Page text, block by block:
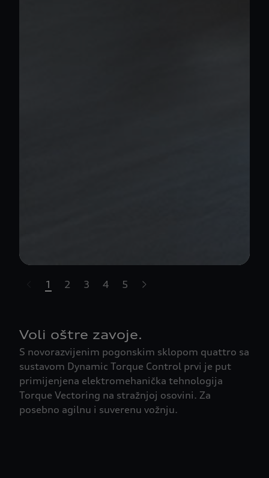
highlights.skipLinkText__
1 2 3 4 5
Voli oštre zavoje.
S novorazvijenim pogonskim sklopom quattro sa
sustavom Dynamic Torque Control prvi je put
primijenjena elektromehanička tehnologija
Torque Vectoring na stražnjoj osovini. Za
posebno agilnu i suverenu vožnju.